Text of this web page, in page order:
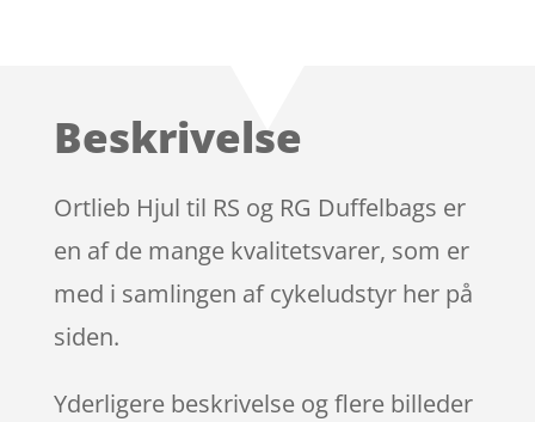
Beskrivelse
Ortlieb Hjul til RS og RG Duffelbags er
en af de mange kvalitetsvarer, som er
med i samlingen af cykeludstyr her på
siden.
Yderligere beskrivelse og flere billeder